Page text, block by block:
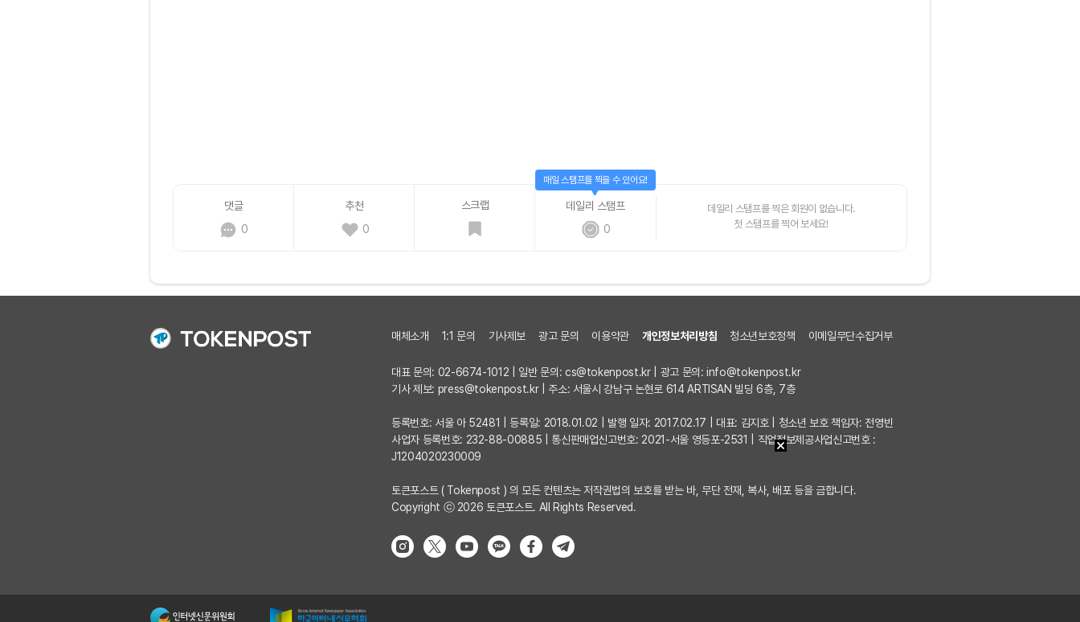
댓글
0
추천
0
스크랩
데일리 스탬프
0
매일 스탬프를 찍을 수 있어요!
데일리 스탬프를 찍은 회원이 없습니다.
첫 스탬프를 찍어 보세요!
매체소개 1:1 문의 기사제보 광고 문의 이용약관 개인정보처리방침 청소년보호정책 이메일무단수집거부
대표 문의: 02-6674-1012 | 일반 문의: cs@tokenpost.kr| 광고 문의:info@tokenpost.kr
기사 제보: press@tokenpost.kr| 주소: 서울시 강남구 논현로 614 ARTISAN 빌딩 6층, 7층
등록번호: 서울 아 52481 | 등록일: 2018.01.02 | 발행 일자: 2017.02.17 | 대표: 김지호 | 청소년 보호 책임자: 전영빈
사업자 등록번호: 232-88-00885 | 통신판매업신고번호: 2021-서울 영등포-2531 | 직업정보제공사업신고번호 :
J1204020230009
토큰포스트 ( Tokenpost ) 의 모든 컨텐츠는 저작권법의 보호를 받는 바, 무단 전재, 복사, 배포 등을 금합니다.
Copyright ⓒ 2026 토큰포스트. All Rights Reserved.